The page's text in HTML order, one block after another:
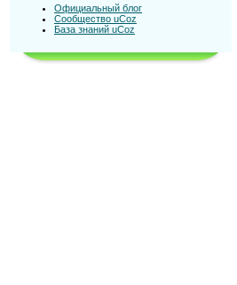
Официальный блог
Сообщество uCoz
База знаний uCoz